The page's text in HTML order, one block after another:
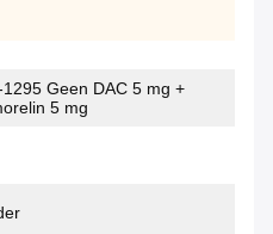
1295 Geen DAC 5 mg +
5 mg